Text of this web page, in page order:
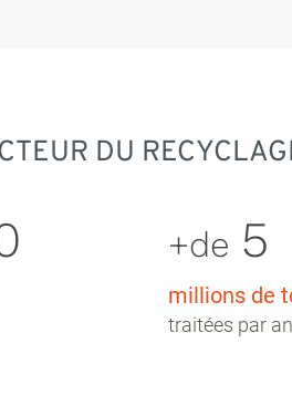
DU
+de 5
millions de
traitées par an